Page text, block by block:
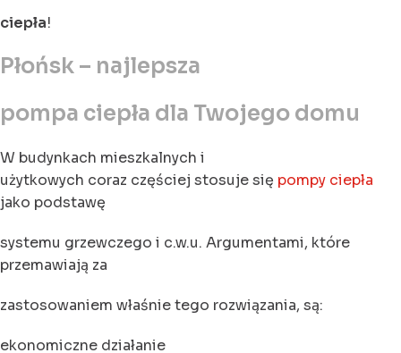
ciepła!
Płońsk – najlepsza
pompa ciepła dla Twojego domu
W budynkach mieszkalnych i
użytkowych coraz częściej stosuje się pompy ciepła
jako podstawę
systemu grzewczego i c.w.u. Argumentami, które
przemawiają za
zastosowaniem właśnie tego rozwiązania, są:
ekonomiczne działanie